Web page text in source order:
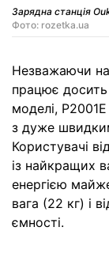
Зарядна станція
Фото: rozetka.ua
Незважаючи на
працює досить
моделі,
з дуже
Користувачі
із найкращих
енергією
вага (22 кг) і
ємності.